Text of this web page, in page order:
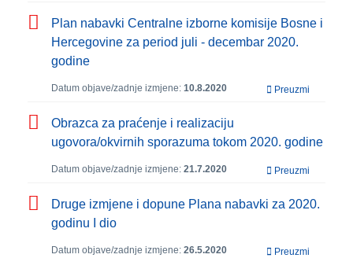
Plan nabavki Centralne izborne komisije Bosne i
Hercegovine za period juli - decembar 2020.
godine
Datum objave/zadnje izmjene: 10.8.2020 Preuzmi
Obrazca za praćenje i realizaciju
ugovora/okvirnih sporazuma tokom 2020. godine
Datum objave/zadnje izmjene: 21.7.2020 Preuzmi
Druge izmjene i dopune Plana nabavki za 2020.
godinu I dio
Datum objave/zadnje izmjene: 26.5.2020 Preuzmi